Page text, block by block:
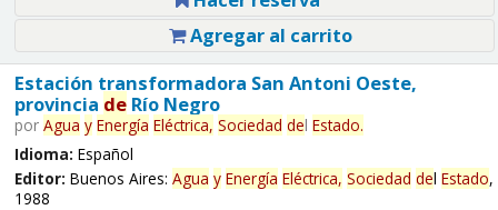
Agregar al carrito
Estación transformadora San Antoni Oeste,
provincia deRío Negro
por Agua y Energía Eléctrica, Sociedad del Estado.
Idioma: Español
Editor: Buenos Aires: Agua y Energía Eléctrica, Sociedad del Estado,
1988